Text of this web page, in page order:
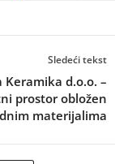
Sledeći tekst
Keramika d.o.o. –
prostor obložen
materijalima